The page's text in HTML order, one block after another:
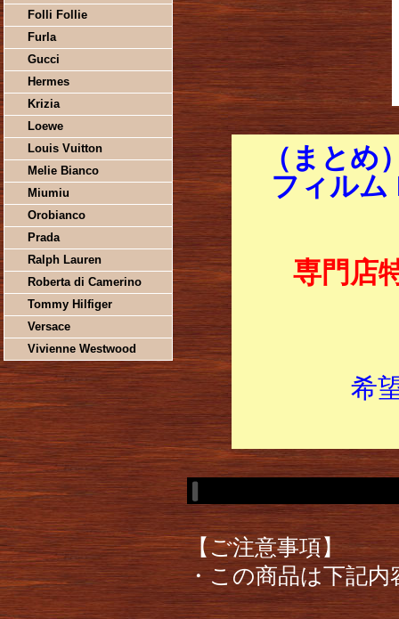
Folli Follie
Furla
Gucci
Hermes
Krizia
Loewe
Louis Vuitton
Melie Bianco
Miumiu
Orobianco
Prada
Ralph Lauren
Roberta di Camerino
Tommy Hilfiger
Versace
Vivienne Westwood
（まと
フィルム
専門店
希
【ご注意事項】
・この商品は下記